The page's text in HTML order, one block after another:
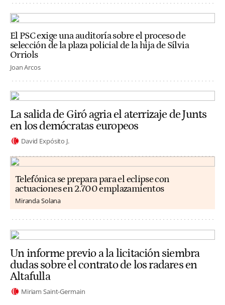
El PSC exige una auditoría sobre el proceso de
selección de la plaza policial de la hija de Sílvia
Orriols
Joan Arcos
La salida de Giró agria el aterrizaje de Junts
en los demócratas europeos
David Expósito J.
Telefónica se prepara para el eclipse con
actuaciones en 2.700 emplazamientos
Miranda Solana
Un informe previo a la licitación siembra
dudas sobre el contrato de los radares en
Altafulla
Miriam Saint-Germain